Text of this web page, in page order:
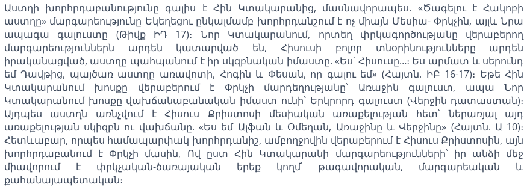
Աստղի խորհրդաբանությունը գալիս է Հին Կտակարանից, մասնավորապես. «Ծագելու է Հակոբի
աստղը» մարգարեությունը Եկեղեցու ընկալմամբ խորհրդանշում է ոչ միայն Մեսիա- Փրկչին, այլև Նրա
ապագա գալուստը (Թիվք ԻԴ 17)։ Նոր Կտակարանում, որտեղ փրկագործությանը վերաբերող
մարգարեություններն արդեն կատարված են, Հիսուսի բոլոր տնօրինությունները արդեն
իրականացված, աստղը պահպանում է իր սկզբնական իմաստը. «Ես՝ Հիսուսը…։ Ես արմատ և սերունդ
եմ Դավթից, պայծառ աստղը առավոտի, Հոգին և Փեսան, որ գալու եմ» (Հայտն. ԻԲ 16-17)։ Եթե Հին
Կտակարանում խոսքը վերաբերում է Փրկչի մարդեղությանը՝ Առաջին գալուստ, ապա Նոր
Կտակարանում խոսքը վախճանաբանական իմաստ ունի՝ Երկրորդ գալուստ (Վերջին դատաստան)։
Այդպես աստղն առնչվում է Հիսուս Քրիստոսի մեսիական առաքելության հետ՝ ներառյալ այդ
առաքելության սկիզբն ու վախճանը. «Ես եմ Ալֆան և Օմեղան, Առաջինը և Վերջինը» (Հայտն. Ա 10)։
Հետևաբար, որպես համապարփակ խորհրդանիշ, ամբողջովին վերաբերում է Հիսուս Քրիստոսին, այն
խորհրդաբանում է Փրկչի մասին, Ով ըստ Հին Կտակարանի մարգարեությունների՝ իր անձի մեջ
միավորում է փրկչական-ծառայական երեք կողմ՝ թագավորական, մարգարեական և
քահանայապետական։